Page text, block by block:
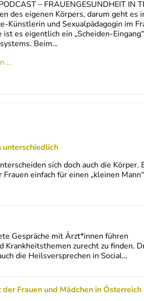
– FRAUENGESUNDHEIT
des eigenen Körpers, darum geht es
Künstlerin und Sexualpädagogin im
ist es eigentlich ein „Scheiden-
Beim…
...
unterschiedlich
sich doch auch die
einfach für einen „kleinen
Gespräche mit Ärzt*innen führen
Krankheitsthemen zurecht zu finden.
die Heilsversprechen in Social…
Frauen und Mädchen in